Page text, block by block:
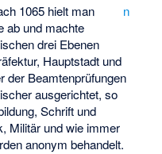
n
1065 hielt man
ab und machte
drei Ebenen
Hauptstadt und
der Beamtenprüfungen
ausgerichtet, so
Schrift und
Militär und wie immer
anonym behandelt.